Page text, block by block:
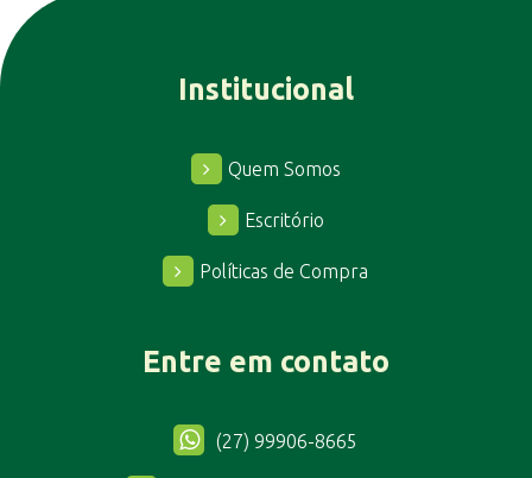
Institucional
Quem Somos
Escritório
Políticas de Compra
Entre em contato
(27) 99906-8665